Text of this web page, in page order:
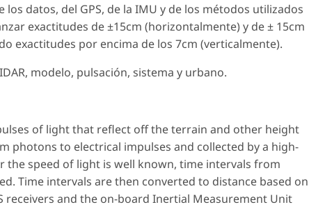
datos, del GPS, de la IMU y de los métodos utilizados
exactitudes de ±15cm (horizontalmente) y de ± 15cm
exactitudes por encima de los 7cm (verticalmente).
modelo, pulsación, sistema y urbano.
of light that reflect off the terrain and other height
photons to electrical impulses and collected by a high-
the speed of light is well known, time intervals from
Time intervals are then converted to distance based on
and the on-board Inertial Measurement Unit